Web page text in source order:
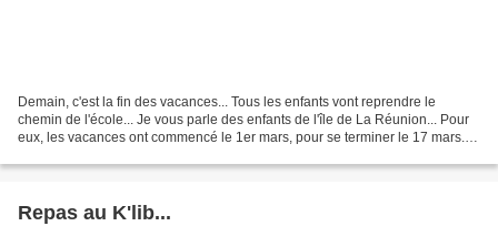
Demain, c'est la fin des vacances... Tous les enfants vont reprendre le
chemin de l'école... Je vous parle des enfants de l'île de La Réunion... Pour
eux, les vacances ont commencé le 1er mars, pour se terminer le 17 mars...
Repas au K'lib...